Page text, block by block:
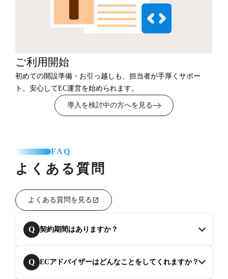
ご利用開始
初めての開設準備・お引っ越しも、担当者が手厚くサポー
ト。安心してEC運営を始められます。
導入を検討中の方へを見る
FAQ
よくある質問
よくある質問を見る
Q 契約期間はありますか？
Q ECアドバイザーはどんなことをしてくれますか？